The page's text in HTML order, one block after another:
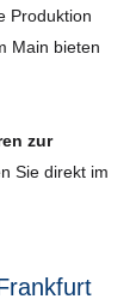
Produktion
Main bieten
zur
Sie direkt im